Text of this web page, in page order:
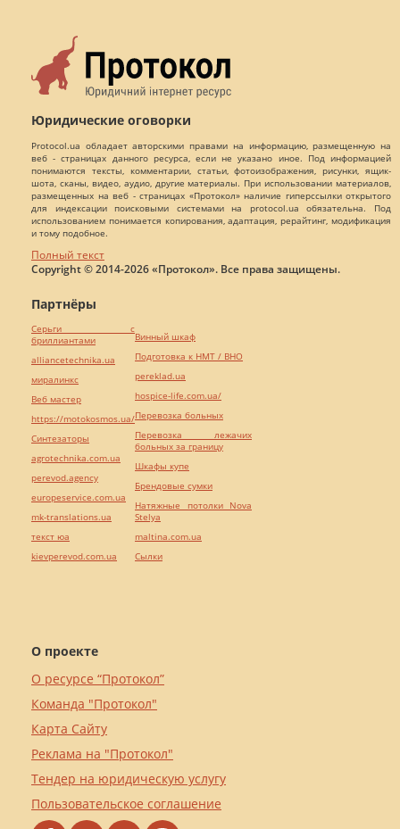
Юридические оговорки
Protocol.ua обладает авторскими правами на информацию, размещенную на
веб - страницах данного ресурса, если не указано иное. Под информацией
понимаются тексты, комментарии, статьи, фотоизображения, рисунки, ящик-
шота, сканы, видео, аудио, другие материалы. При использовании материалов,
размещенных на веб - страницах «Протокол» наличие гиперссылки открытого
для индексации поисковыми системами на protocol.ua обязательна. Под
использованием понимается копирования, адаптация, рерайтинг, модификация
и тому подобное.
Полный текст
Copyright © 2014-2026 «Протокол». Все права защищены.
О проекте
О ресурсе “Протокол”
Команда "Протокол"
Карта Сайту
Реклама на "Протокол"
Тендер на юридическую услугу
Пользовательское соглашение
Партнёры
Серьги с
бриллиантами
alliancetechnika.ua
миралинкс
Веб мастер
https://motokosmos.ua/
Синтезаторы
agrotechnika.com.ua
perevod.agency
europeservice.com.ua
mk-translations.ua
текст юа
kievperevod.com.ua
Винный шкаф
Подготовка к НМТ / ВНО
pereklad.ua
hospice-life.com.ua/
Перевозка больных
Перевозка лежачих
больных за границу
Шкафы купе
Брендовые сумки
Натяжные потолки Nova
Stelya
maltina.com.ua
Cылки